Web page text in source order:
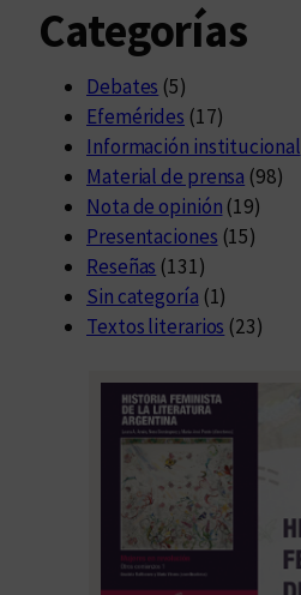
Categorías
Debates (5)
Efemérides (17)
Información institucional
Material de prensa (98)
Nota de opinión (19)
Presentaciones (15)
Reseñas (131)
Sin categoría (1)
Textos literarios (23)